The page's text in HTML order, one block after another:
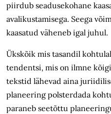
piirdub seadusekohane
avalikustamisega. Seega
kaasatud väheneb igal juhul.
Ükskõik mis tasandil
tendentsi, mis on ilmne
tekstid lähevad aina
planeering polsterdada
paraneb seetõttu